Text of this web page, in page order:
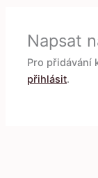
Napsat
Pro přidávání
přihlásit.